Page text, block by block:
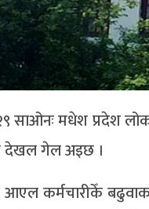
साओनः मधेश प्रदेश
देखल गेल अइछ ।
कर्मचारीकेँ